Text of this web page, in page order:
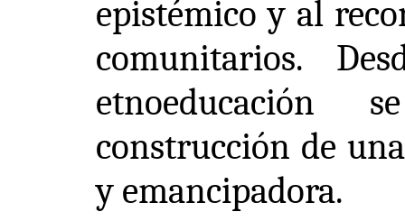
epistémico y al
comunitarios.
construcción de
y emancipadora.